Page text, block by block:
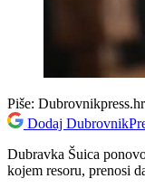
Piše: Dubrovnikpress.hr
Dodaj
Dubravka Šuica
kojem resoru, prenosi